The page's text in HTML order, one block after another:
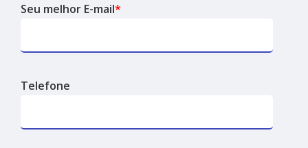
Seu melhor E-mail*
Telefone